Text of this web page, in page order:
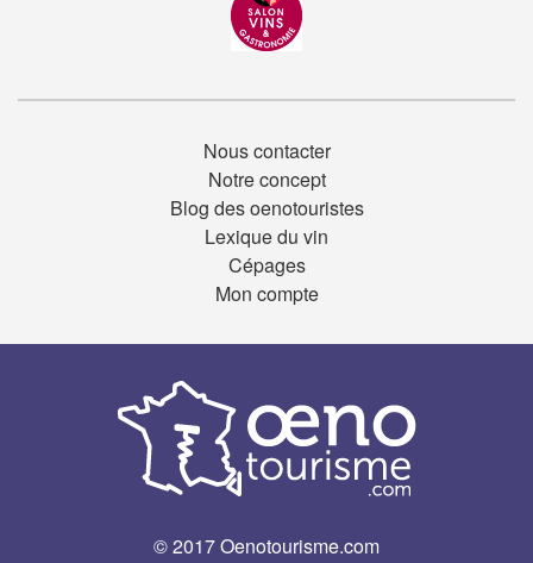
Nous contacter
Notre concept
Blog des oenotouristes
Lexique du vin
Cépages
Mon compte
© 2017 Oenotourisme.com